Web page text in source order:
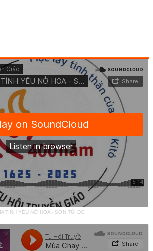
TÌNH YÊU NỞ HOA - SƠN TÚI ĐỎ